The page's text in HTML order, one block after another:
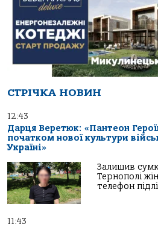
СТРІЧКА НОВИН
12:43
Дарця Веретюк: «Пантеон
початком нової культури
Україні»
Залишив
Тернополі
телефон
11:43